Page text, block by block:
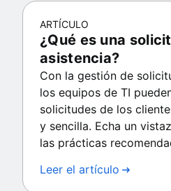
ARTÍCULO
¿Qué es una
asistencia?
Con la gestión de
los equipos de TI
solicitudes de los
y sencilla. Echa un
las prácticas
Leer el artículo